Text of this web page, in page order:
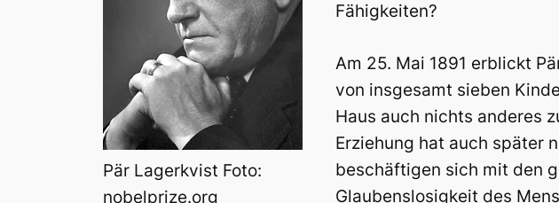
Pär Lagerkvist Foto:
nobelprize.org
Fähigkeiten?
Am 25. Mai 1891 erblickt
von insgesamt sieben
Haus auch nichts anderes
Erziehung hat auch später
beschäftigen sich mit den
Glaubenslosigkeit des